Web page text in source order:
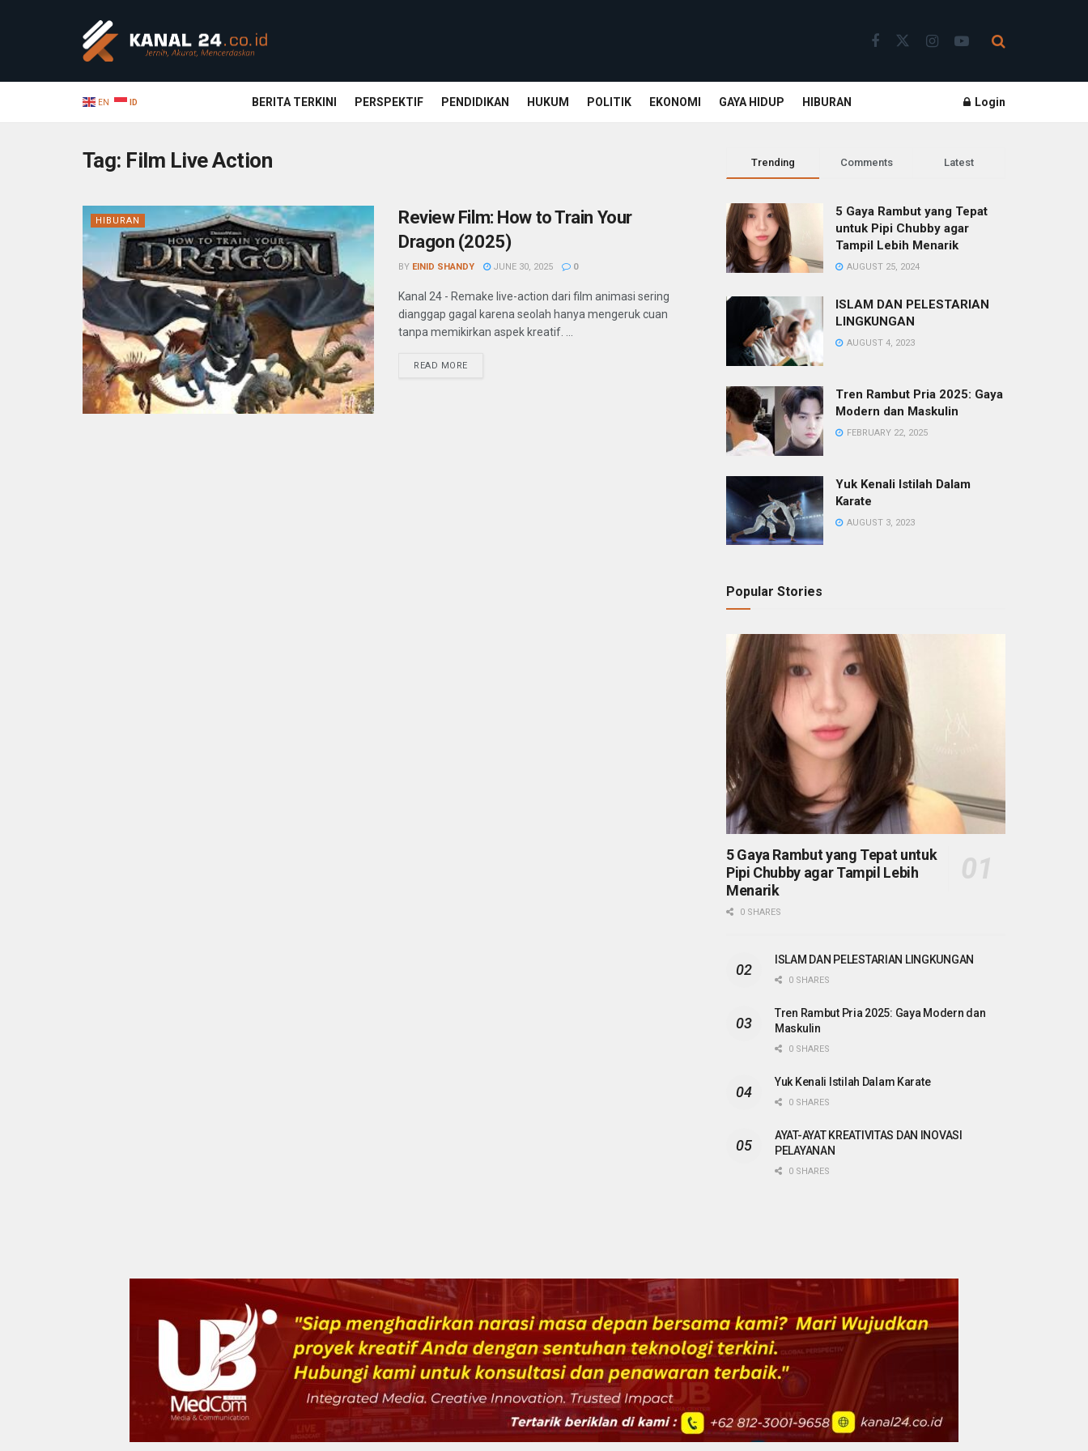
EN ID BERITA TERKINI PERSPEKTIF PENDIDIKAN HUKUM POLITIK EKONOMI GAYA HIDUP HIBURAN Login
Tag: Film Live Action
HIBURAN
Review Film: How to Train Your
Dragon (2025)
BY EINID SHANDY JUNE 30, 2025 0
Kanal 24 - Remake live-action dari film animasi sering
dianggap gagal karena seolah hanya mengeruk cuan
tanpa memikirkan aspek kreatif. ...
READ MORE
Trending Comments Latest
5 Gaya Rambut yang Tepat
untuk Pipi Chubby agar
Tampil Lebih Menarik
AUGUST 25, 2024
ISLAM DAN PELESTARIAN
LINGKUNGAN
AUGUST 4, 2023
Tren Rambut Pria 2025: Gaya
Modern dan Maskulin
FEBRUARY 22, 2025
Yuk Kenali Istilah Dalam
Karate
AUGUST 3, 2023
Popular Stories
5 Gaya Rambut yang Tepat untuk
Pipi Chubby agar Tampil Lebih
Menarik
0 SHARES
ISLAM DAN PELESTARIAN LINGKUNGAN
0 SHARES
Tren Rambut Pria 2025: Gaya Modern dan
Maskulin
0 SHARES
Yuk Kenali Istilah Dalam Karate
0 SHARES
AYAT-AYAT KREATIVITAS DAN INOVASI
PELAYANAN
0 SHARES